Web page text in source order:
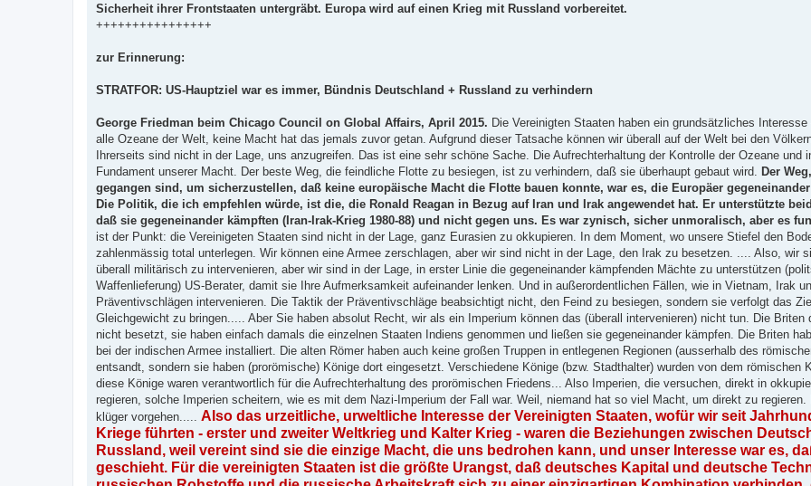
Sicherheit ihrer Frontstaaten untergräbt. Europa wird auf einen Krieg mit Russland vorbereitet.
++++++++++++++++
zur Erinnerung:
STRATFOR: US-Hauptziel war es immer, Bündnis Deutschland + Russland zu verhindern
George Friedman beim Chicago Council on Global Affairs, April 2015. Die Vereinigten Staaten haben ein grundsätzliches
alle Ozeane der Welt, keine Macht hat das jemals zuvor getan. Aufgrund dieser Tatsache können wir überall auf der Welt bei den
Ihrerseits sind nicht in der Lage, uns anzugreifen. Das ist eine sehr schöne Sache. Die Aufrechterhaltung der Kontrolle der Ozeane und
Fundament unserer Macht. Der beste Weg, die feindliche Flotte zu besiegen, ist zu verhindern, daß sie überhaupt gebaut wird. Der
gegangen sind, um sicherzustellen, daß keine europäische Macht die Flotte bauen konnte, war es, die Europäer
Die Politik, die ich empfehlen würde, ist die, die Ronald Reagan in Bezug auf Iran und Irak angewendet hat. Er unterstützte
daß sie gegeneinander kämpften (Iran-Irak-Krieg 1980-88) und nicht gegen uns. Es war zynisch, sicher unmoralisch, aber es
ist der Punkt: die Vereinigeten Staaten sind nicht in der Lage, ganz Eurasien zu okkupieren. In dem Moment, wo unsere Stiefel den
zahlenmässig total unterlegen. Wir können eine Armee zerschlagen, aber wir sind nicht in der Lage, den Irak zu besetzen. .... Also, wir
überall militärisch zu intervenieren, aber wir sind in der Lage, in erster Linie die gegeneinander kämpfenden Mächte zu unterstützen
Waffenlieferung) US-Berater, damit sie Ihre Aufmerksamkeit aufeinander lenken. Und in außerordentlichen Fällen, wie in Vietnam, Irak
Präventivschlägen intervenieren. Die Taktik der Präventivschläge beabsichtigt nicht, den Feind zu besiegen, sondern sie verfolgt das
Gleichgewicht zu bringen..... Aber Sie haben absolut Recht, wir als ein Imperium können das (überall intervenieren) nicht tun. Die Briten
nicht besetzt, sie haben einfach damals die einzelnen Staaten Indiens genommen und ließen sie gegeneinander kämpfen. Die Briten
bei der indischen Armee installiert. Die alten Römer haben auch keine großen Truppen in entlegenen Regionen (ausserhalb des
entsandt, sondern sie haben (prorömische) Könige dort eingesetzt. Verschiedene Könige (bzw. Stadthalter) wurden von dem römischen
diese Könige waren verantwortlich für die Aufrechterhaltung des prorömischen Friedens... Also Imperien, die versuchen, direkt in
regieren, solche Imperien scheitern, wie es mit dem Nazi-Imperium der Fall war. Weil, niemand hat so viel Macht, um direkt zu
klüger vorgehen..... Also das urzeitliche, urweltliche Interesse der Vereinigten Staaten, wofür wir seit
Kriege führten - erster und zweiter Weltkrieg und Kalter Krieg - waren die Beziehungen zwischen
Russland, weil vereint sind sie die einzige Macht, die uns bedrohen kann, und unser Interesse war es,
geschieht. Für die vereinigten Staaten ist die größte Urangst, daß deutsches Kapital und deutsche